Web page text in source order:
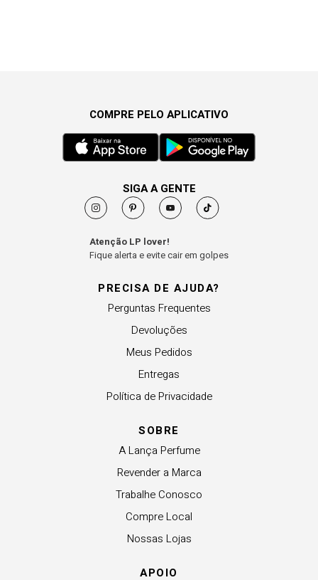
PRECISA DE AJUDA?
Perguntas Frequentes
Devoluções
Meus Pedidos
Entregas
Política de Privacidade
SOBRE
A Lança Perfume
Revender a Marca
Trabalhe Conosco
Compre Local
Nossas Lojas
APOIO
COMPRE PELO APLICATIVO
SIGA A GENTE
Atenção LP lover!
Fique alerta e evite cair em golpes